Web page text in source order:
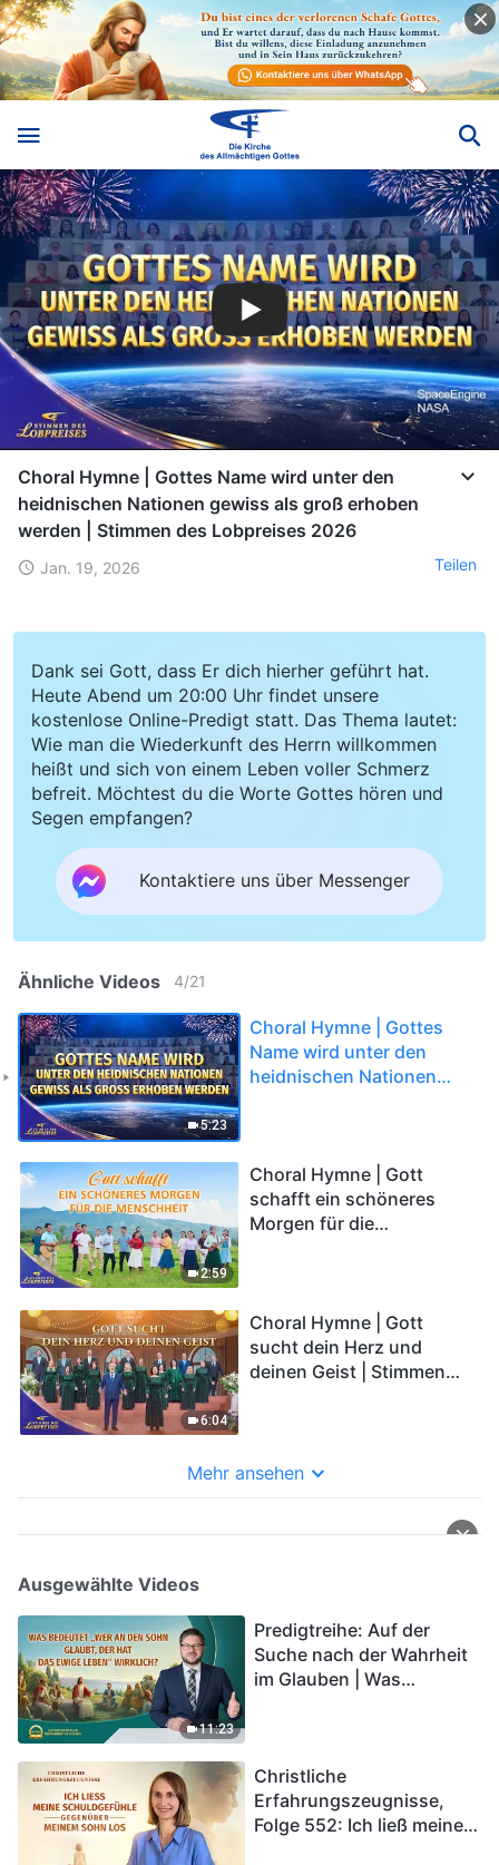
Choral Hymne | Gottes Name wird unter den
heidnischen Nationen gewiss als groß erhoben
werden | Stimmen des Lobpreises 2026
Jan. 19, 2026 Teilen
Dank sei Gott, dass Er dich hierher geführt hat.
Heute Abend um 20:00 Uhr findet unsere
kostenlose Online-Predigt statt. Das Thema lautet:
Wie man die Wiederkunft des Herrn willkommen
heißt und sich von einem Leben voller Schmerz
befreit. Möchtest du die Worte Gottes hören und
Segen empfangen?
Kontaktiere uns über Messenger
Ähnliche Videos 4/21
5:23
Choral Hymne | Gottes
Name wird unter den
heidnischen Nationen
2:59
Choral Hymne | Gott
schafft ein schöneres
Morgen für die
6:04
Choral Hymne | Gott
sucht dein Herz und
deinen Geist | Stimmen
Mehr ansehen
Ausgewählte Videos
11:23
Predigtreihe: Auf der
Suche nach der Wahrheit
im Glauben | Was
Christliche
Erfahrungszeugnisse,
Folge 552: Ich ließ meine